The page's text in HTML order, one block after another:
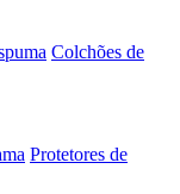
Colchões de
Protetores de